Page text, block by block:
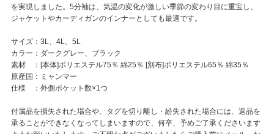
を実現しました。5分袖は、気温の変化が激しい季節の変わり目に重宝し、
ジャケットやカーディガンのインナーとしても最適です。
サイズ：3L、4L、5L
カラー：ダークグレー、ブラック
素材 ：[本体]ポリエステル75％ 綿25％ [別布]ポリエステル65％ 綿35％
原産国：ミャンマー
仕様 ：外側ポケット数×1つ
付属品を損失された場合や、タグを切り離し・紛失された場合には、返品を
承ることができなくなってしまいますので、何卒、予めご了承くださいます